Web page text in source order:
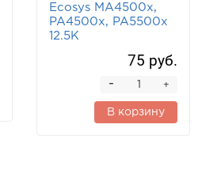
Ecosys MA4500x,
PA4500x, PA5500x
12.5K
75 руб.
+
-
В корзину